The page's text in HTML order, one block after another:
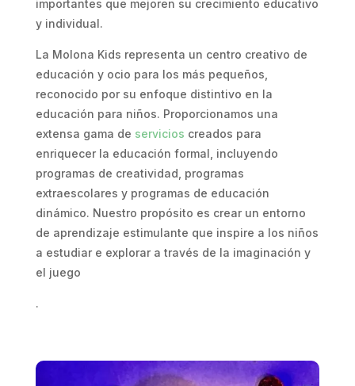
importantes que mejoren su crecimiento educativo
y individual.
La Molona Kids representa un centro creativo de
educación y ocio para los más pequeños,
reconocido por su enfoque distintivo en la
educación para niños. Proporcionamos una
extensa gama de servicios creados para
enriquecer la educación formal, incluyendo
programas de creatividad, programas
extraescolares y programas de educación
dinámico. Nuestro propósito es crear un entorno
de aprendizaje estimulante que inspire a los niños
a estudiar e explorar a través de la imaginación y
el juego
.